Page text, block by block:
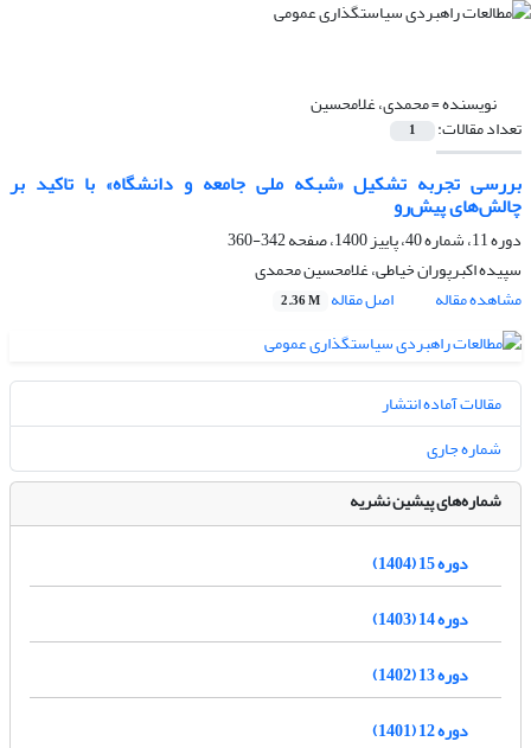
نویسنده =محمدی، غلامحسین
تعداد مقالات: 1
بررسی تجربه تشکیل «شبکه ملی جامعه و دانشگاه» با تاکید بر
چالش‌های پیش‌رو
دوره 11، شماره 40، پاییز 1400، صفحه
342-360
سپیده اکبرپوران خیاطی، غلامحسین محمدی
مشاهده مقاله
اصل مقاله 2.36 M
مقالات آماده انتشار
شماره جاری
شماره‌های پیشین نشریه
دوره 15 (1404)
دوره 14 (1403)
دوره 13 (1402)
دوره 12 (1401)